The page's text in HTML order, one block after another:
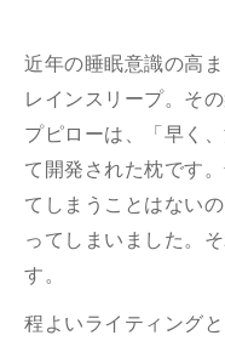
近年の睡眠意識の高
レインスリープ。そ
プピローは、「早く
て開発された枕です
てしまうことはない
ってしまいました。
す。
程よいライティング